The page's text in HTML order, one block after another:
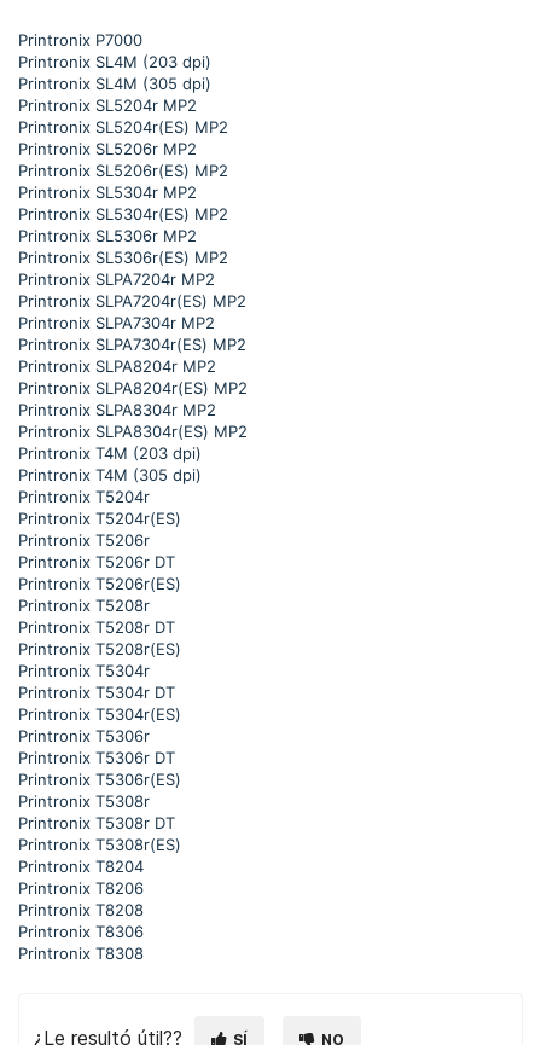
Printronix P7000
Printronix SL4M (203 dpi)
Printronix SL4M (305 dpi)
Printronix SL5204r MP2
Printronix SL5204r(ES) MP2
Printronix SL5206r MP2
Printronix SL5206r(ES) MP2
Printronix SL5304r MP2
Printronix SL5304r(ES) MP2
Printronix SL5306r MP2
Printronix SL5306r(ES) MP2
Printronix SLPA7204r MP2
Printronix SLPA7204r(ES) MP2
Printronix SLPA7304r MP2
Printronix SLPA7304r(ES) MP2
Printronix SLPA8204r MP2
Printronix SLPA8204r(ES) MP2
Printronix SLPA8304r MP2
Printronix SLPA8304r(ES) MP2
Printronix T4M (203 dpi)
Printronix T4M (305 dpi)
Printronix T5204r
Printronix T5204r(ES)
Printronix T5206r
Printronix T5206r DT
Printronix T5206r(ES)
Printronix T5208r
Printronix T5208r DT
Printronix T5208r(ES)
Printronix T5304r
Printronix T5304r DT
Printronix T5304r(ES)
Printronix T5306r
Printronix T5306r DT
Printronix T5306r(ES)
Printronix T5308r
Printronix T5308r DT
Printronix T5308r(ES)
Printronix T8204
Printronix T8206
Printronix T8208
Printronix T8306
Printronix T8308
¿Le resultó útil?? SÍ NO